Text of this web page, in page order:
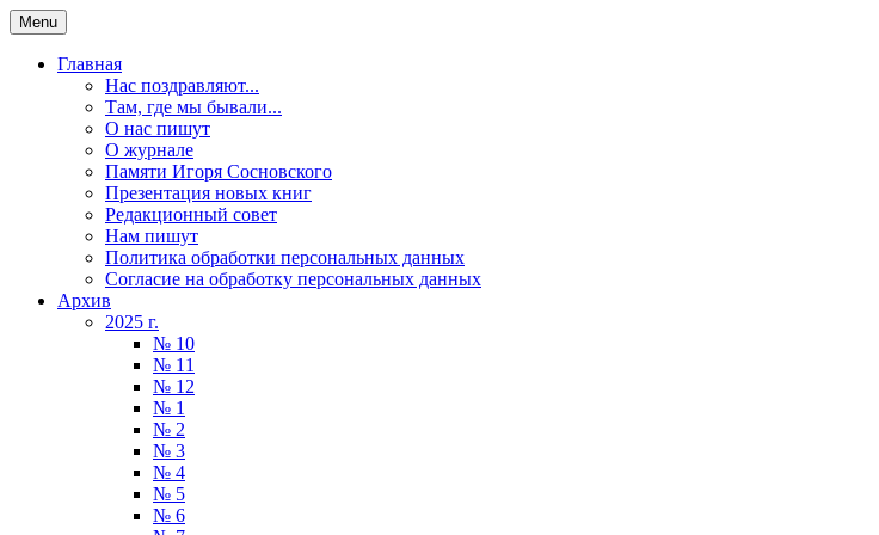
Menu
Главная
Нас поздравляют...
Там, где мы бывали...
О нас пишут
О журнале
Памяти Игоря Сосновского
Презентация новых книг
Редакционный совет
Нам пишут
Политика обработки персональных данных
Согласие на обработку персональных данных
Архив
2025 г.
№ 10
№ 11
№ 12
№ 1
№ 2
№ 3
№ 4
№ 5
№ 6